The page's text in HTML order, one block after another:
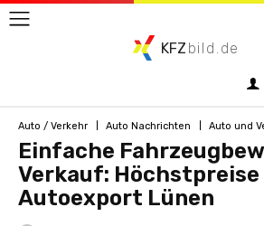
KFZ bild.de
Auto / Verkehr Auto Nachrichten Auto und
Einfache
Verkauf:
Autoexport Lünen